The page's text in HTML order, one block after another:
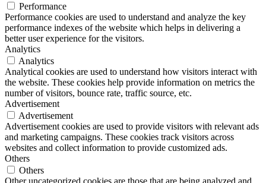
Performance
Performance cookies are used to understand and analyze the key
performance indexes of the website which helps in delivering a
better user experience for the visitors.
Analytics
Analytics
Analytical cookies are used to understand how visitors interact with
the website. These cookies help provide information on metrics the
number of visitors, bounce rate, traffic source, etc.
Advertisement
Advertisement
Advertisement cookies are used to provide visitors with relevant ads
and marketing campaigns. These cookies track visitors across
websites and collect information to provide customized ads.
Others
Others
Other uncategorized cookies are those that are being analyzed and